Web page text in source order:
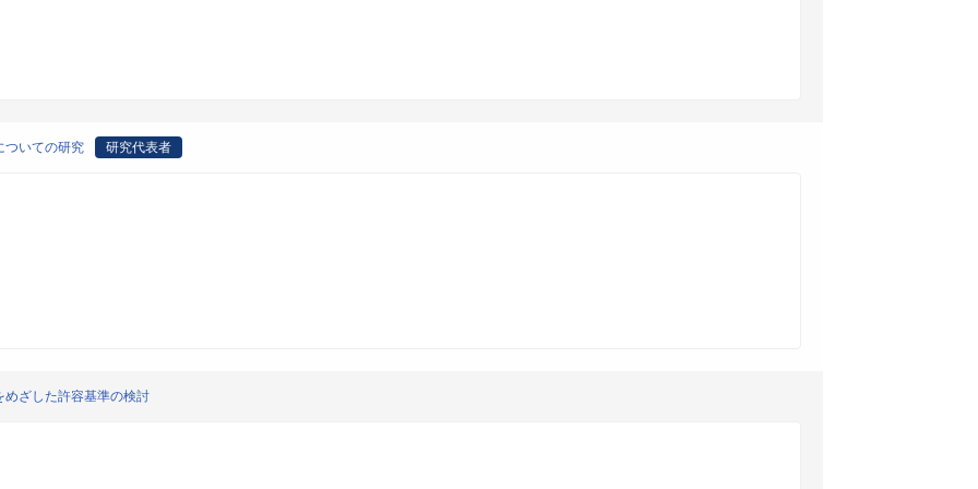
ついての研究 研究代表者
ざした許容基準の検討